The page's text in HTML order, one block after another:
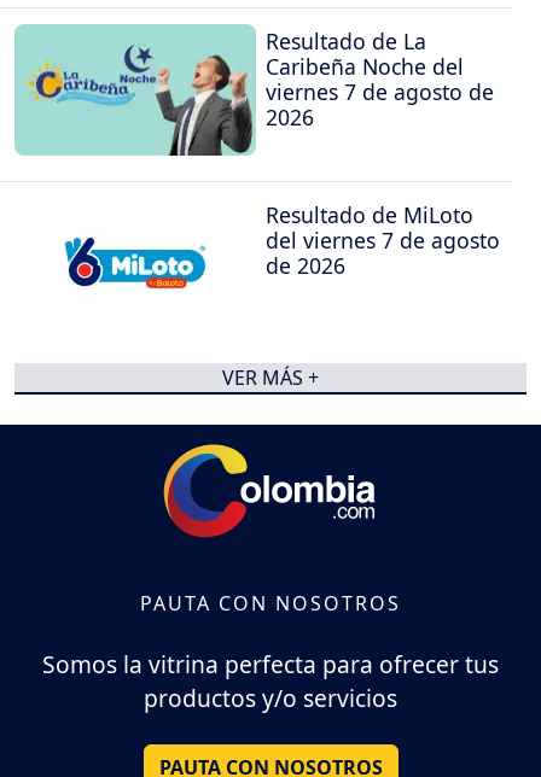
Resultado de La
Caribeña Noche del
viernes 7 de agosto de
2026
Resultado de MiLoto
del viernes 7 de agosto
de 2026
VER MÁS +
PAUTA CON NOSOTROS
Somos la vitrina perfecta para ofrecer tus
productos y/o servicios
PAUTA CON NOSOTROS